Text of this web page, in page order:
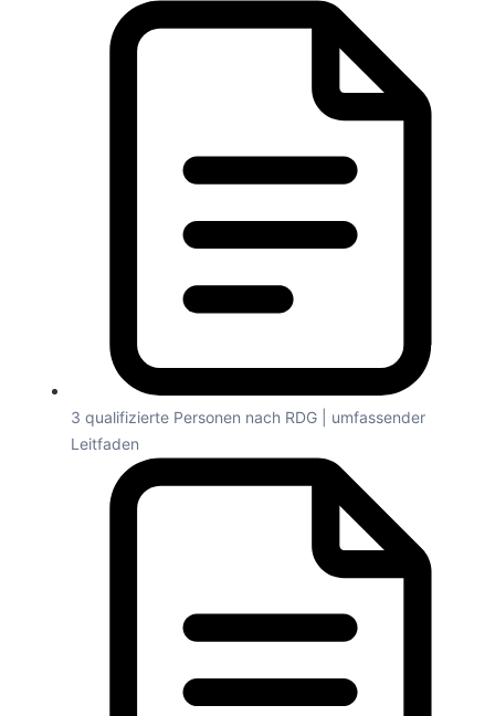
3 qualifizierte Personen nach RDG | umfassender
Leitfaden